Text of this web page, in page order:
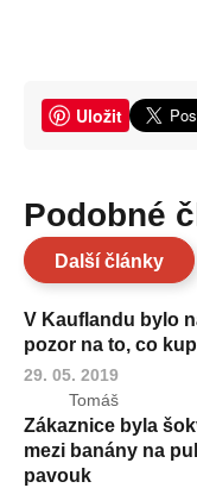
Uložit
Podobné
Další články
V Kauflandu bylo
pozor na to, co
29. 05. 2019
Tomáš
Zákaznice byla
mezi banány na
pavouk